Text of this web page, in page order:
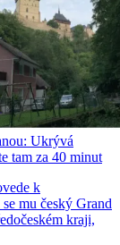
Ukrývá
tam za 40 minut
k
mu český Grand
kraji,